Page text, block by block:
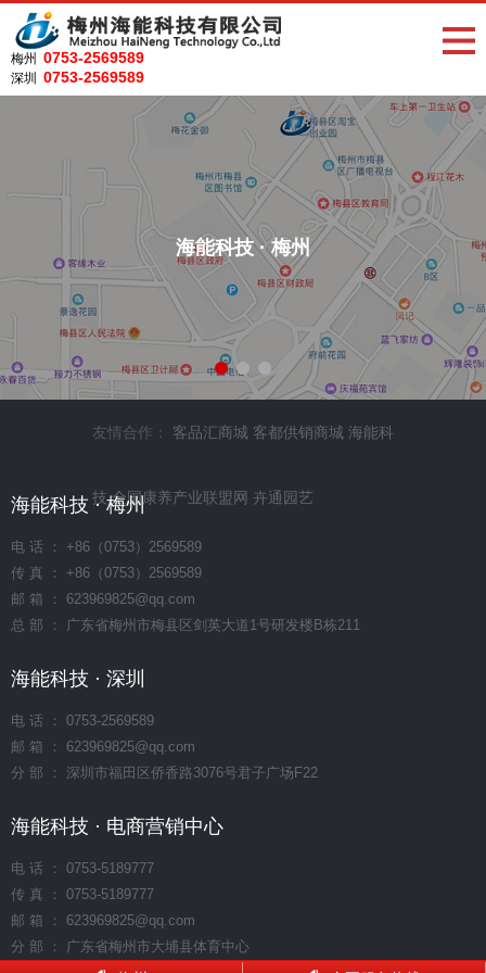
梅州 0753-2569589
深圳 0753-2569589
海能科技 · 梅州
友情合作： 客品汇商城 客都供销商城 海能科
技 全国康养产业联盟网 卉通园艺
海能科技 · 梅州
电 话 ： +86（0753）2569589
传 真 ： +86（0753）2569589
邮 箱 ： 623969825@qq.com
总 部 ： 广东省梅州市梅县区剑英大道1号研发楼B栋211
海能科技 · 深圳
电 话 ： 0753-2569589
邮 箱 ： 623969825@qq.com
分 部 ： 深圳市福田区侨香路3076号君子广场F22
海能科技 · 电商营销中心
电 话 ： 0753-5189777
传 真 ： 0753-5189777
邮 箱 ： 623969825@qq.com
分 部 ： 广东省梅州市大埔县体育中心